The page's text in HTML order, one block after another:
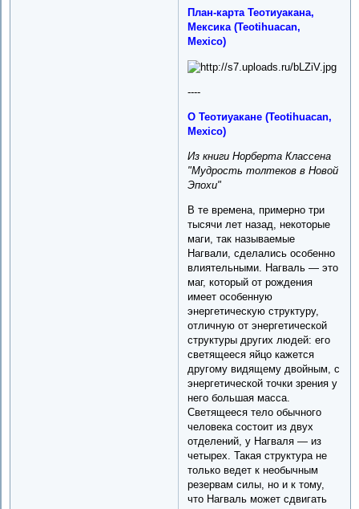
План-карта Теотиуакана,
Мексика (Teotihuacan,
Mexico)
----
О Теотиуакане (Teotihuacan,
Mexico)
Из книги Норберта Классена
"Мудрость толтеков в Новой
Эпохи"
В те времена, примерно три
тысячи лет назад, некоторые
маги, так называемые
Нагвали, сделались особенно
влиятельными. Нагваль — это
маг, который от рождения
имеет особенную
энергетическую структуру,
отличную от энергетической
структуры других людей: его
светящееся яйцо кажется
другому видящему двойным, с
энергетической точки зрения у
него большая масса.
Светящееся тело обычного
человека состоит из двух
отделений, у Нагваля — из
четырех. Такая структура не
только ведет к необычным
резервам силы, но и к тому,
что Нагваль может сдвигать